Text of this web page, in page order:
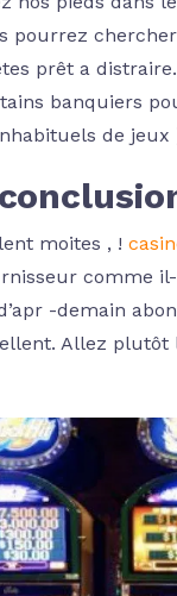
pourrez
prêt a
banquiers
de jeux
moites , !
comme
-demain
Allez